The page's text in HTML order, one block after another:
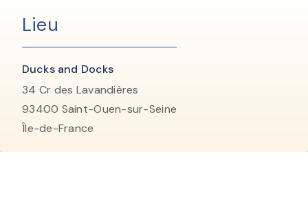
Lieu
Ducks and Docks
34 Cr des Lavandières
93400 Saint-Ouen-sur-Seine
Île-de-France